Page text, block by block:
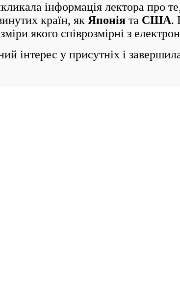
інформація лектора про
країн, як Японіята США.
якого співрозмірні з
інтерес у присутніх і